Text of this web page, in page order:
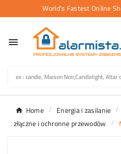
World's Fastest Online

Home Energia i zasilanie
złączne i ochronne przewodów